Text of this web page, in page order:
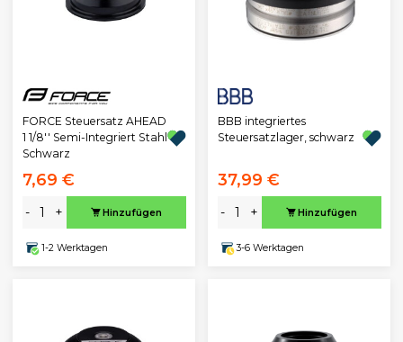
FORCE Steuersatz AHEAD
1 1/8'' Semi-Integriert Stahl
Schwarz
7,69 €
- + Hinzufügen
1-2 Werktagen
BBB integriertes
Steuersatzlager, schwarz
37,99 €
- + Hinzufügen
3-6 Werktagen